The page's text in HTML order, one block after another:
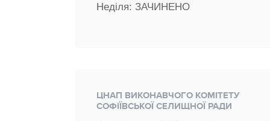
Неділя: ЗАЧИНЕНО
ЦНАП ВИКОНАВЧОГО КОМІТЕТУ
СОФІЇВСЬКОЇ СЕЛИЩНОЇ РАДИ